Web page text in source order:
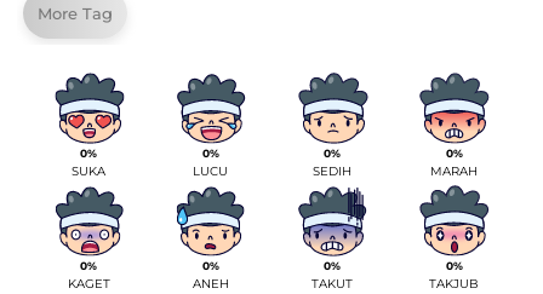
More Tag
0%
SUKA
0%
LUCU
0%
SEDIH
0%
MARAH
0%
KAGET
0%
ANEH
0%
TAKUT
0%
TAKJUB